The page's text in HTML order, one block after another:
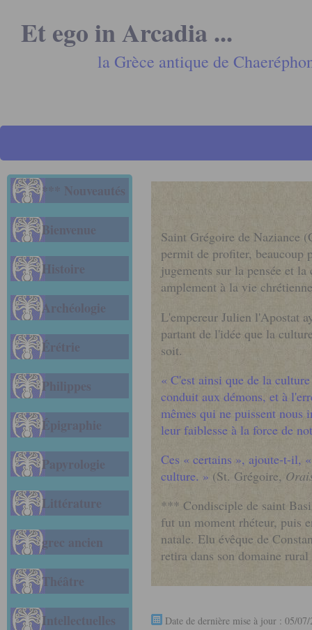
Et ego in Arcadia ...
la Grèce antique de
*** Nouveautés
Bienvenue
Histoire
Archéologie
Érétrie
Philippes
Épigraphie
Papyrologie
Littérature
grec ancien
Théâtre
Intellectuelles
Saint Grégoire de Naziance
permit de profiter, beaucoup
jugements sur la pensée et
amplement à la vie
L'empereur Julien l'Apostat
partant de l'idée que la
soit.
« C'est ainsi que de la
conduit aux démons, et à
mêmes qui ne puissent
leur faiblesse à la force de
Ces « certains », ajoute-t-il,
culture. » (St. Grégoire,
*** Condisciple de saint
fut un moment rhéteur, puis
natale. Elu évêque de
retira dans son domaine
Date de dernière mise à jour : 05/